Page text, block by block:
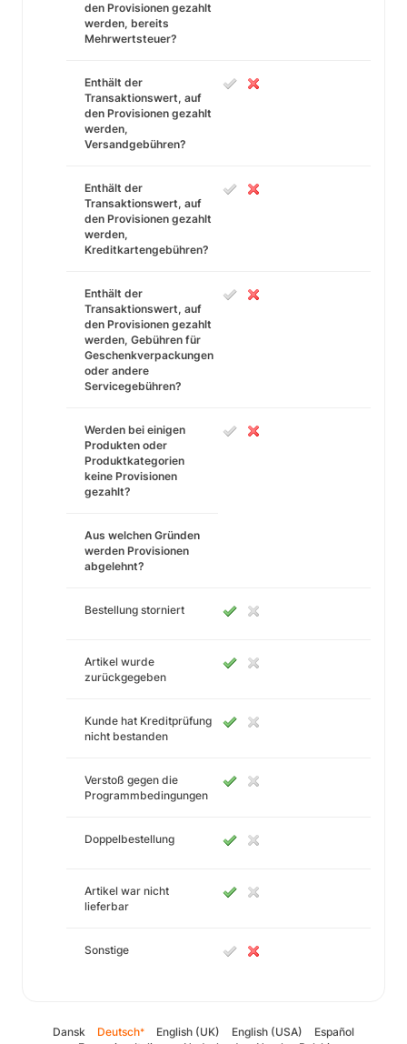
den Provisionen gezahlt
werden, bereits
Mehrwertsteuer?
Enthält der
Transaktionswert, auf
den Provisionen gezahlt
werden,
Versandgebühren?
Enthält der
Transaktionswert, auf
den Provisionen gezahlt
werden,
Kreditkartengebühren?
Enthält der
Transaktionswert, auf
den Provisionen gezahlt
werden, Gebühren für
Geschenkverpackungen
oder andere
Servicegebühren?
Werden bei einigen
Produkten oder
Produktkategorien
keine Provisionen
gezahlt?
Aus welchen Gründen
werden Provisionen
abgelehnt?
Bestellung storniert
Artikel wurde
zurückgegeben
Kunde hat Kreditprüfung
nicht bestanden
Verstoß gegen die
Programmbedingungen
Doppelbestellung
Artikel war nicht
lieferbar
Sonstige
Dansk Deutsch* English (UK) English (USA)
Español